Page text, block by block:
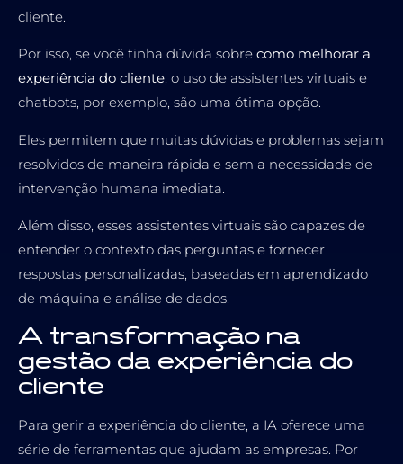
cliente.
Por isso, se você tinha dúvida sobre como melhorar a
experiência do cliente, o uso de assistentes virtuais e
chatbots, por exemplo, são uma ótima opção.
Eles permitem que muitas dúvidas e problemas sejam
resolvidos de maneira rápida e sem a necessidade de
intervenção humana imediata.
Além disso, esses assistentes virtuais são capazes de
entender o contexto das perguntas e fornecer
respostas personalizadas, baseadas em aprendizado
de máquina e análise de dados.
A transformação na
gestão da experiência do
cliente
Para gerir a experiência do cliente, a IA oferece uma
série de ferramentas que ajudam as empresas. Por